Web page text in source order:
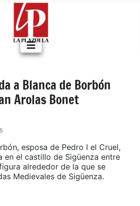
a Blanca de Borbón
Arolas Bonet
esposa de Pedro I el Cruel,
en el castillo de Sigüenza entre
alrededor de la que se
Medievales de Sigüenza.